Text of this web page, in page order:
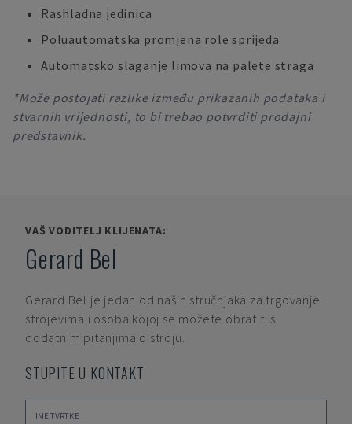
Rashladna jedinica
Poluautomatska promjena role sprijeda
Automatsko slaganje limova na palete straga
*Može postojati razlike između prikazanih podataka i
stvarnih vrijednosti, to bi trebao potvrditi prodajni
predstavnik.
VAŠ VODITELJ KLIJENATA:
Gerard Bel
Gerard Bel je jedan od naših stručnjaka za trgovanje
strojevima i osoba kojoj se možete obratiti s
dodatnim pitanjima o stroju.
STUPITE U KONTAKT